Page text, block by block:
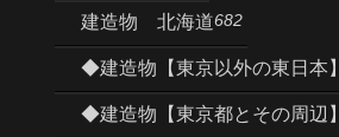
建造物 北海道682
◆建造物【東京以外の東日本】
◆建造物【東京都とその周辺】